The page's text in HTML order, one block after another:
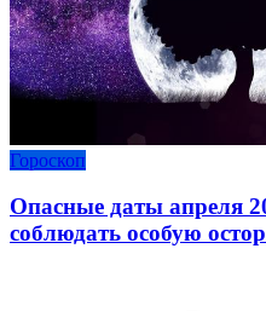
Гороскоп
Опасные даты апреля
соблюдать особую